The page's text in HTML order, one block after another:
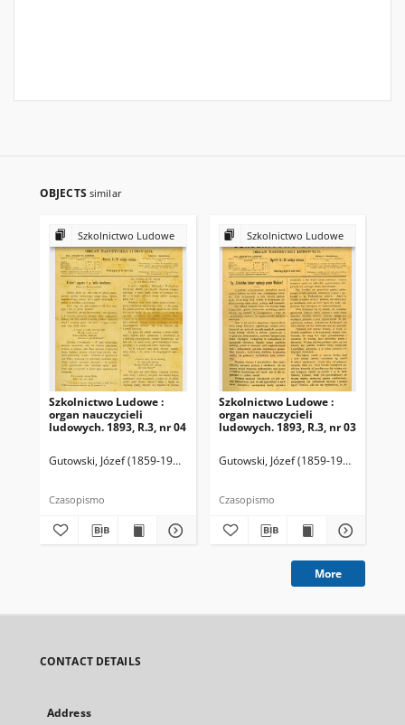
OBJECTS similar
Szkolnictwo Ludowe
Szkolnictwo Ludowe :
organ nauczycieli
ludowych. 1893, R.3, nr 04
Gutowski, Józef (1859-1916). Redaktor
Czasopismo
Szkolnictwo Ludowe
Szkolnictwo Ludowe :
organ nauczycieli
ludowych. 1893, R.3, nr 03
Gutowski, Józef (1859-1916).
Czasopismo
More
CONTACT DETAILS
Address